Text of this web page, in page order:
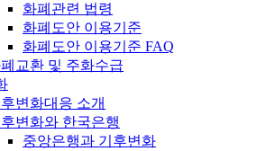
화폐관련 법령
화폐도안 이용기준
화폐도안 이용기준 FAQ
교환 및 주화수급
변화대응 소개
변화와 한국은행
중앙은행과 기후변화